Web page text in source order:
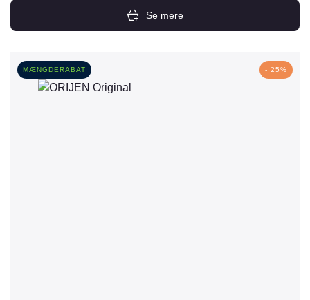
Se mere
har
- 25%
MÆNGDERABAT